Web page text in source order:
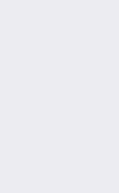
Бажано
для рук